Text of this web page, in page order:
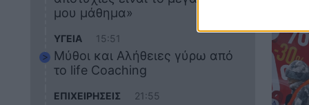
μου μάθημα»
15:51
ΥΓΕΙΑ
Μύθοι και Αλήθειες γύρω από
το life Coaching
21:55
ΕΠΙΧΕΙΡΗΣΕΙΣ